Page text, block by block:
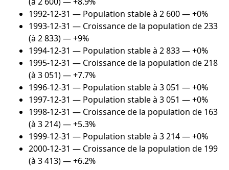
1992-12-31 — Population stable à 2 600 — +0%
1993-12-31 — Croissance de la population de 233
(à 2 833) — +9%
1994-12-31 — Population stable à 2 833 — +0%
1995-12-31 — Croissance de la population de 218
(à 3 051) — +7.7%
1996-12-31 — Population stable à 3 051 — +0%
1997-12-31 — Population stable à 3 051 — +0%
1998-12-31 — Croissance de la population de 163
(à 3 214) — +5.3%
1999-12-31 — Population stable à 3 214 — +0%
2000-12-31 — Croissance de la population de 199
(à 3 413) — +6.2%